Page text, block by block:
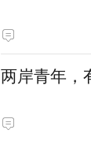
两岸青年，